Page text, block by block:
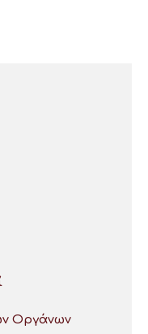
Οργάνων